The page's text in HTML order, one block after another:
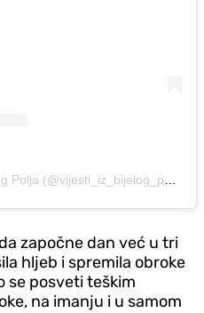
Objava koju deli Vijesti iz Bijelog Polja (@vijesti_iz_bijelog_polja)
započne dan već u tri
hljeb i spremila obroke
se posveti teškim
na imanju i u samom